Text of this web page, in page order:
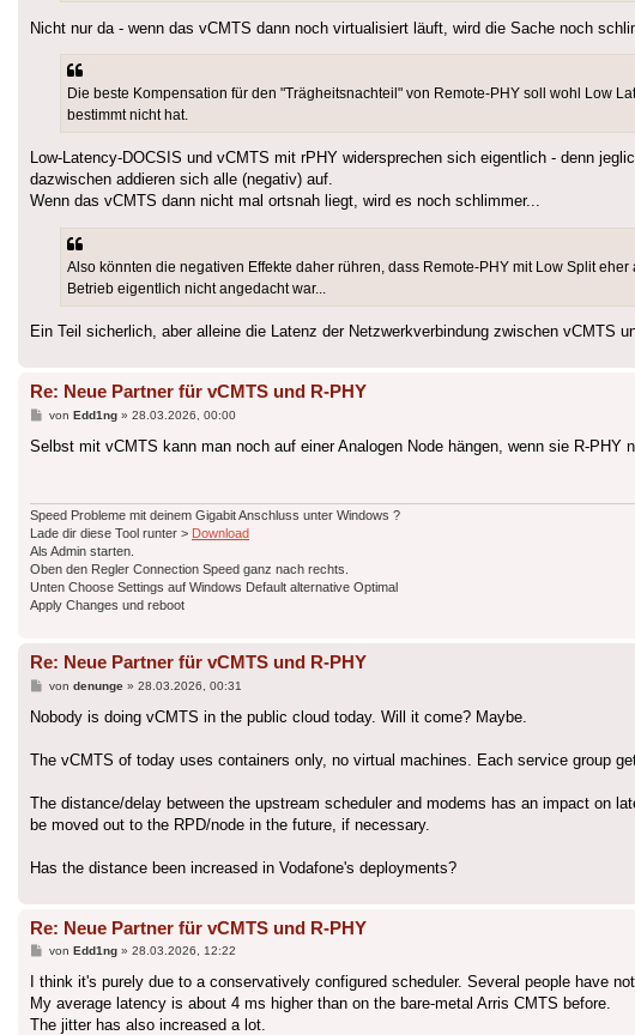
Nicht nur da - wenn das vCMTS dann noch virtualisiert läuft, wird die Sache noch
Die beste Kompensation für den "Trägheitsnachteil" von Remote-PHY soll wohl Low
bestimmt nicht hat.
Low-Latency-DOCSIS und vCMTS mit rPHY widersprechen sich eigentlich - denn
dazwischen addieren sich alle (negativ) auf.
Wenn das vCMTS dann nicht mal ortsnah liegt, wird es noch schlimmer...
Also könnten die negativen Effekte daher rühren, dass Remote-PHY mit Low Split
Betrieb eigentlich nicht angedacht war...
Ein Teil sicherlich, aber alleine die Latenz der Netzwerkverbindung zwischen vCMTS
Re: Neue Partner für vCMTS und R-PHY
Beitrag
von Edd1ng» 28.03.2026, 00:00
Selbst mit vCMTS kann man noch auf einer Analogen Node hängen, wenn sie R-PHY
Speed Probleme mit deinem Gigabit Anschluss unter Windows ?
Lade dir diese Tool runter > Download
Als Admin starten.
Oben den Regler Connection Speed ganz nach rechts.
Unten Choose Settings auf Windows Default alternative Optimal
Apply Changes und reboot
Re: Neue Partner für vCMTS und R-PHY
Beitrag
von denunge» 28.03.2026, 00:31
Nobody is doing vCMTS in the public cloud today. Will it come? Maybe.
The vCMTS of today uses containers only, no virtual machines. Each service group
The distance/delay between the upstream scheduler and modems has an impact on
be moved out to the RPD/node in the future, if necessary.
Has the distance been increased in Vodafone's deployments?
Re: Neue Partner für vCMTS und R-PHY
Beitrag
von Edd1ng» 28.03.2026, 12:22
I think it's purely due to a conservatively configured scheduler. Several people have
My average latency is about 4 ms higher than on the bare-metal Arris CMTS before.
The jitter has also increased a lot.